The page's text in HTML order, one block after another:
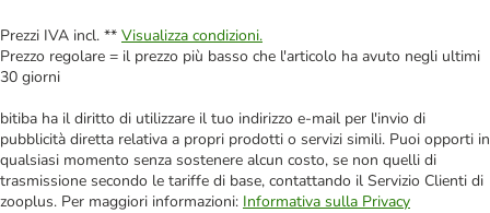
Prezzi IVA incl. ** Visualizza condizioni.
Prezzo regolare = il prezzo più basso che l'articolo ha avuto negli ultimi
30 giorni
bitiba ha il diritto di utilizzare il tuo indirizzo e-mail per l'invio di
pubblicità diretta relativa a propri prodotti o servizi simili. Puoi opporti in
qualsiasi momento senza sostenere alcun costo, se non quelli di
trasmissione secondo le tariffe di base, contattando il Servizio Clienti di
zooplus. Per maggiori informazioni: Informativa sulla Privacy